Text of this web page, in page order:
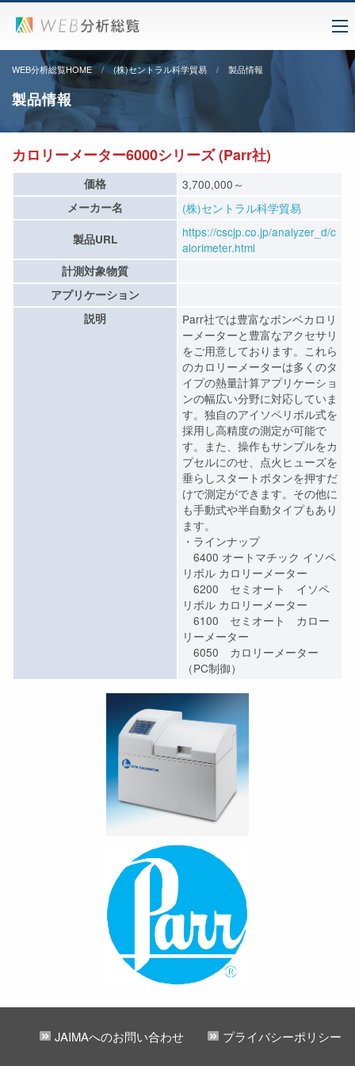
WEB分析総覧HOME (株)セントラル科学貿易 製品情報
製品情報
カロリーメーター6000シリーズ (Parr社)
価格 3,700,000～
メーカー名 (株)セントラル科学貿易
製品URL
https://cscjp.co.jp/analyzer_d/c
alorimeter.html
計測対象物質
アプリケーション
説明
Parr社では豊富なボンベカロリ
ーメーターと豊富なアクセサリ
をご用意しております。これら
のカロリーメーターは多くのタ
イプの熱量計算アプリケーショ
ンの幅広い分野に対応していま
す。独自のアイソペリボル式を
採用し高精度の測定が可能で
す。また、操作もサンプルをカ
プセルにのせ、点火ヒューズを
垂らしスタートボタンを押すだ
けで測定ができます。その他に
も手動式や半自動タイプもあり
ます。
・ラインナップ
6400 オートマチック イソペ
リボル カロリーメーター
6200 セミオート イソペ
リボル カロリーメーター
6100 セミオート カロー
リーメーター
6050 カロリーメーター
（PC制御）
JAIMAへのお問い合わせ プライバシーポリシー